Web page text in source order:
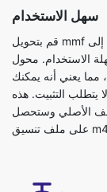
سهل الاستخدام
قم بتحويل mmf إلى m4r التنسيق عبر الإنترنت ببضع نقرات فقط. يمكننا
الاستخدام. محول
مما يعني أنه يمكنك
يتطلب التثبيت. هذه
الأصلي وستحصل